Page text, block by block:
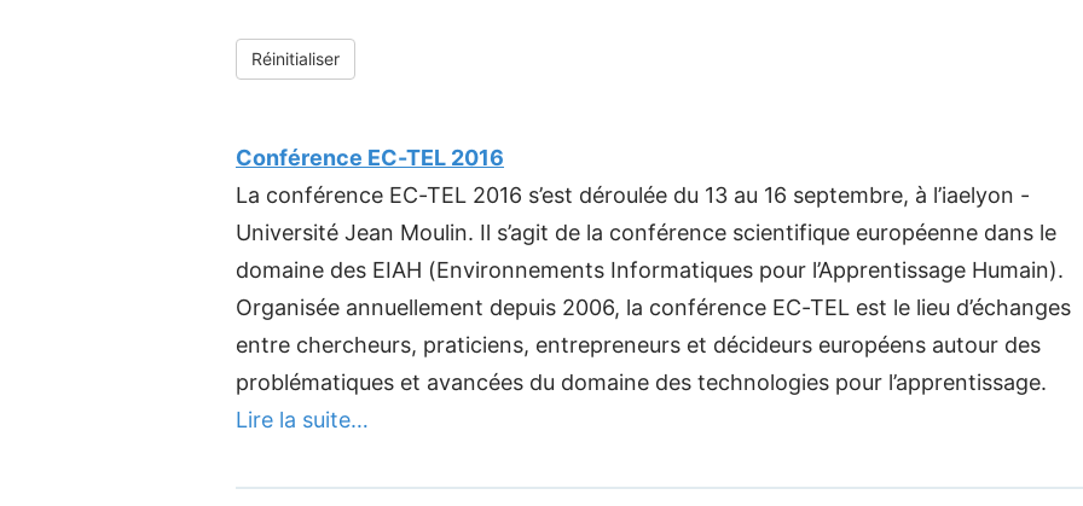
Réinitialiser
Conférence EC-TEL 2016
La conférence EC-TEL 2016 s’est déroulée du 13 au 16 septembre, à l’iaelyon -
Université Jean Moulin. Il s’agit de la conférence scientifique européenne dans le
domaine des EIAH (Environnements Informatiques pour l’Apprentissage Humain).
Organisée annuellement depuis 2006, la conférence EC-TEL est le lieu d’échanges
entre chercheurs, praticiens, entrepreneurs et décideurs européens autour des
problématiques et avancées du domaine des technologies pour l’apprentissage.
Lire la suite…